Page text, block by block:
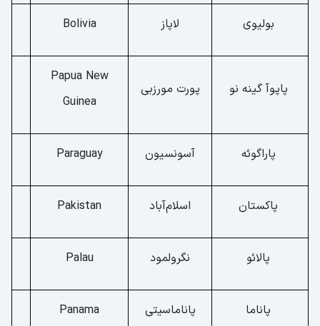
بولیوی لاپاز Bolivia
پاپوآ گینه نو پورت مورزبی
Papua New
Guinea
پاراگوئه آسونسیون Paraguay
پاکستان اسلام‌آباد Pakistan
پالائو نگرولمود Palau
پاناما پاناماسیتی Panama